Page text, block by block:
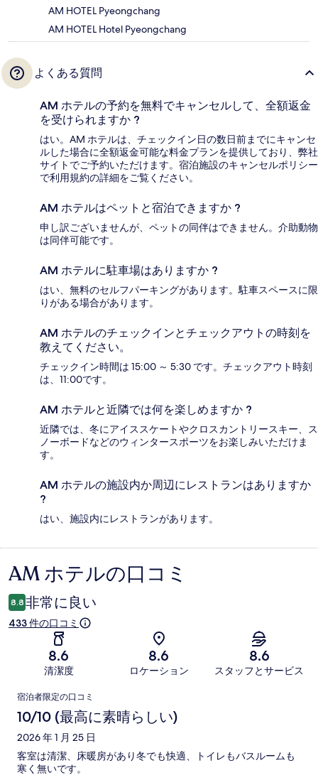
AM HOTEL Pyeongchang
AM HOTEL Hotel Pyeongchang
よくある質問
AM ホテルの予約を無料でキャンセルして、全額返金
を受けられますか ?
はい。AM ホテルは、チェックイン日の数日前までにキャンセ
ルした場合に全額返金可能な料金プランを提供しており、弊社
サイトでご予約いただけます。宿泊施設のキャンセルポリシー
で利用規約の詳細をご覧ください。
AM ホテルはペットと宿泊できますか ?
申し訳ございませんが、ペットの同伴はできません。介助動物
は同伴可能です。
AM ホテルに駐車場はありますか ?
はい、無料のセルフパーキングがあります。駐車スペースに限
りがある場合があります。
AM ホテルのチェックインとチェックアウトの時刻を
教えてください。
チェックイン時間は 15:00 ～ 5:30 です。チェックアウト時刻
は、11:00です。
AM ホテルと近隣では何を楽しめますか ?
近隣では、冬にアイススケートやクロスカントリースキー、ス
ノーボードなどのウィンタースポーツをお楽しみいただけま
す。
AM ホテルの施設内か周辺にレストランはありますか
?
はい、施設内にレストランがあります。
口
コ
ミ
AM ホテルの口コミ
8.8 非常に良い
433 件の口コミ
8.6
清潔度
8.6
ロケーション
8.6
スタッフとサービス
口
コ
ミ
宿泊者限定の口コミ
10/10 (最高に素晴らしい)
2026 年 1 月 25 日
客室は清潔、床暖房があり冬でも快適、トイレもバスルームも
寒く無いです。